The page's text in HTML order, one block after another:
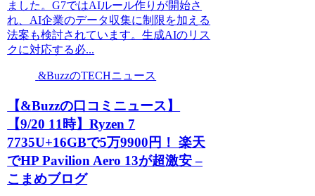
ました。G7ではAIルール作りが開始さ
れ、AI企業のデータ収集に制限を加える
法案も検討されています。生成AIのリス
クに対応する必...
&BuzzのTECHニュース
【&Buzzの口コミニュース】
【9/20 11時】Ryzen 7
7735U+16GBで5万9900円！ 楽天
でHP Pavilion Aero 13が超激安 –
こまめブログ